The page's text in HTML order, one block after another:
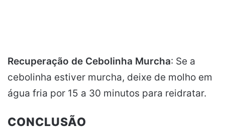
Recuperação de Cebolinha Murcha: Se a
cebolinha estiver murcha, deixe de molho em
água fria por 15 a 30 minutos para reidratar.
CONCLUSÃO